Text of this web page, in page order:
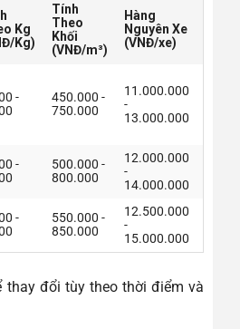
Kg
Kg)
Tính
Theo
Khối
(VNĐ/m³)
Hàng
Nguyên Xe
(VNĐ/xe)
-
450.000 -
750.000
11.000.000
-
13.000.000
-
500.000 -
800.000
12.000.000
-
14.000.000
-
550.000 -
850.000
12.500.000
-
15.000.000
thay đổi tùy theo thời điểm và